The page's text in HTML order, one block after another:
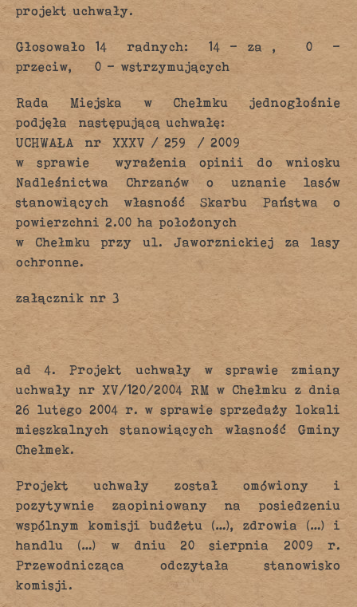
projekt uchwały.
Głosowało 14 radnych: 14 – za , 0 –
przeciw, 0 – wstrzymujących
Rada Miejska w Chełmku jednogłośnie
podjęła następującą uchwałę:
UCHWAŁA nr XXXV / 259 / 2009
w sprawie wyrażenia opinii do wniosku
Nadleśnictwa Chrzanów o uznanie lasów
stanowiących własność Skarbu Państwa o
powierzchni 2.00 ha położonych
w Chełmku przy ul. Jaworznickiej za lasy
ochronne.
załącznik nr 3
ad 4. Projekt uchwały w sprawie zmiany
uchwały nr XV/120/2004 RM w Chełmku z dnia
26 lutego 2004 r. w sprawie sprzedaży lokali
mieszkalnych stanowiących własność Gminy
Chełmek.
Projekt uchwały został omówiony i
pozytywnie zaopiniowany na posiedzeniu
wspólnym komisji budżetu (…), zdrowia (…) i
handlu (…) w dniu 20 sierpnia 2009 r.
Przewodnicząca odczytała stanowisko
komisji.